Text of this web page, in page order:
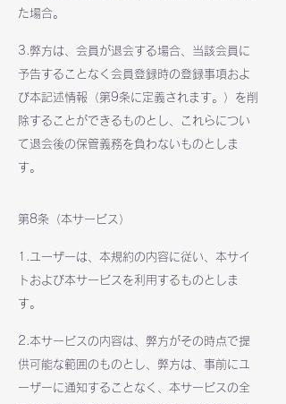
た場合。
3.弊方は、会員が退会する場合、当該会員に
予告することなく会員登録時の登録事項およ
び本記述情報（第9条に定義されます。）を削
除することができるものとし、これらについ
て退会後の保管義務を負わないものとしま
す。
第8条（本サービス）
1.ユーザーは、本規約の内容に従い、本サイ
トおよび本サービスを利用するものとしま
す。
2.本サービスの内容は、弊方がその時点で提
供可能な範囲のものとし、弊方は、事前にユ
ーザーに通知することなく、本サービスの全